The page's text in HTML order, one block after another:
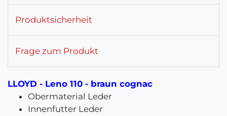
Produktsicherheit
Frage zum Produkt
LLOYD - Leno 110 - braun cognac
Obermaterial Leder
Innenfutter Leder